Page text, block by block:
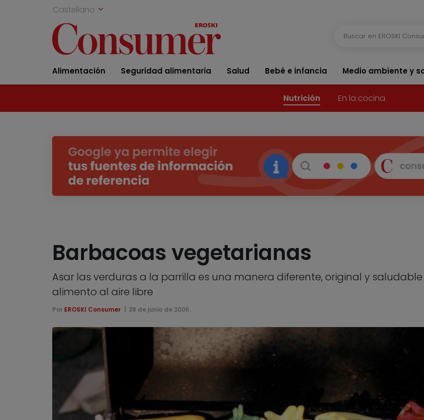
Castellano
Alimentación Seguridad alimentaria Salud Bebé e infancia Medio ambiente y
Nutrición En la cocina
Barbacoas vegetarianas
Asar las verduras a la parrilla es una manera diferente, original y
alimento al aire libre
Por EROSKI Consumer 28 de junio de 2006